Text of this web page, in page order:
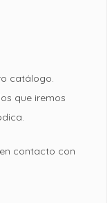
catálogo.
que iremos
contacto con